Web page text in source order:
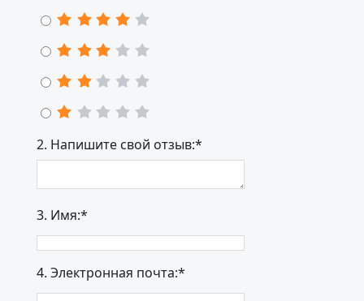
2. Напишите свой отзыв:*
3. Имя:*
4. Электронная почта:*